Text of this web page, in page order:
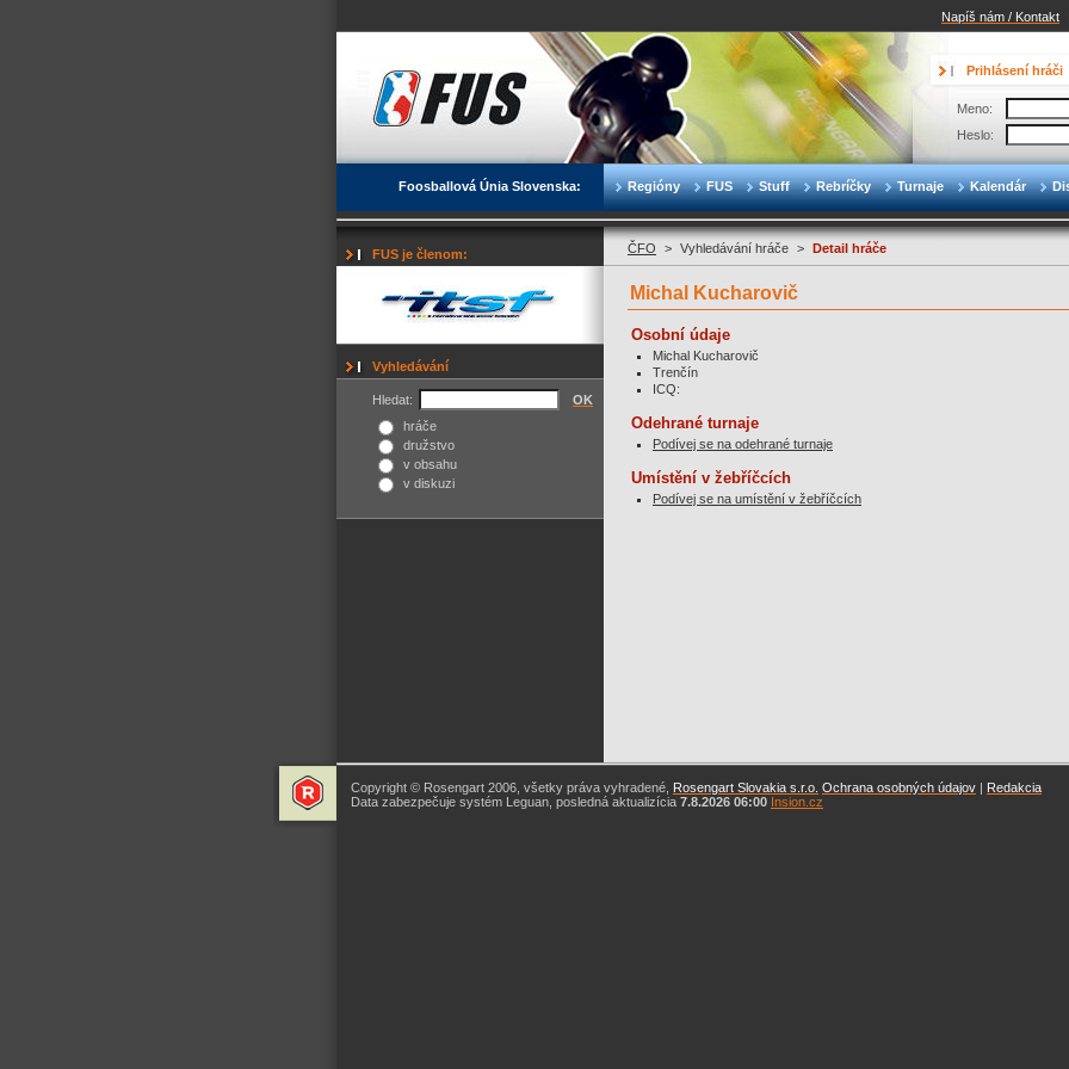
Napíš nám / Kontakt
Foosballová Únia Slovenska: Regióny FUS Stuff Rebríčky Turnaje Kalendár
Prihlásení hráči
Meno:
Heslo:
FUS je členom:
Vyhledávání
Hledat:
OK
hráče
družstvo
v obsahu
v diskuzi
ČFO > Vyhledávání hráče > Detail hráče
Michal Kucharovič
Osobní údaje
Michal Kucharovič
Trenčín
ICQ:
Odehrané turnaje
Podívej se na odehrané turnaje
Umístění v žebříčcích
Podívej se na umístění v žebříčcích
Copyright © Rosengart 2006, všetky práva vyhradené, Rosengart Slovakia s.r.o. Ochrana osobných údajov | Redakcia
Data zabezpečuje systém Leguan, posledná aktualizícia 7.8.2026 06:00 Insion.cz